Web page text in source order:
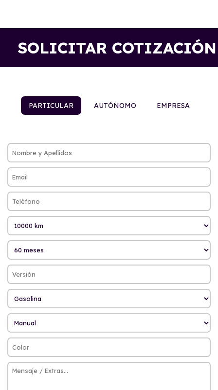
SOLICITAR COTIZACIÓN
PARTICULAR AUTÓNOMO EMPRESA